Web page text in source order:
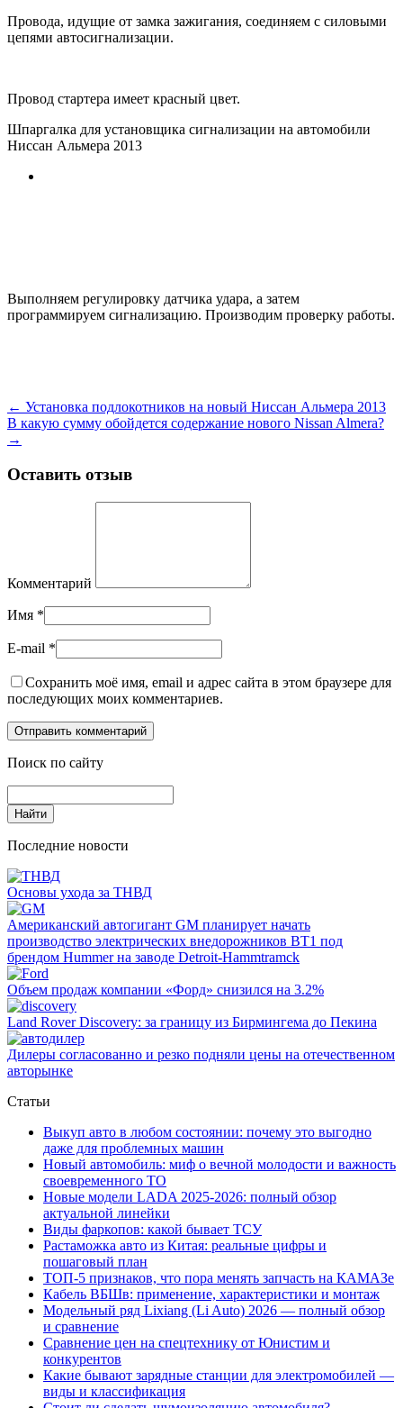
Провода, идущие от замка зажигания, соединяем с силовыми
цепями автосигнализации.
Провод стартера имеет красный цвет.
Шпаргалка для установщика сигнализации на автомобили
Ниссан Альмера 2013
Выполняем регулировку датчика удара, а затем
программируем сигнализацию. Производим проверку работы.
← Установка подлокотников на новый Ниссан Альмера 2013
В какую сумму обойдется содержание нового Nissan Almera?
→
Оставить отзыв
Комментарий
Имя *
E-mail *
Сохранить моё имя, email и адрес сайта в этом браузере для
последующих моих комментариев.
Поиск по сайту
Последние новости
Основы ухода за ТНВД
Американский автогигант GM планирует начать
производство электрических внедорожников BT1 под
брендом Hummer на заводе Detroit-Hammtramck
Объем продаж компании «Форд» снизился на 3.2%
Land Rover Dіscovery: за границу из Бирмингема до Пекина
Дилеры согласованно и резко подняли цены на отечественном
авторынке
Статьи
Выкуп авто в любом состоянии: почему это выгодно
даже для проблемных машин
Новый автомобиль: миф о вечной молодости и важность
своевременного ТО
Новые модели LADA 2025-2026: полный обзор
актуальной линейки
Виды фаркопов: какой бывает ТСУ
Растаможка авто из Китая: реальные цифры и
пошаговый план
ТОП-5 признаков, что пора менять запчасть на КАМАЗе
Кабель ВБШв: применение, характеристики и монтаж
Модельный ряд Lixiang (Li Auto) 2026 — полный обзор
и сравнение
Сравнение цен на спецтехнику от Юнистим и
конкурентов
Какие бывают зарядные станции для электромобилей —
виды и классификация